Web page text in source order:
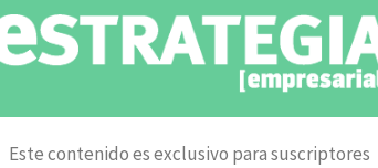
Este contenido es exclusivo para suscriptores